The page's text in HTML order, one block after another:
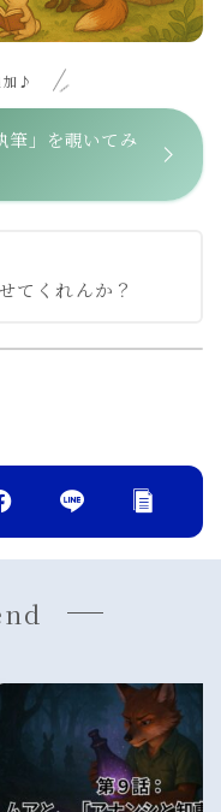
加♪
筆」を覗いてみ
てくれんか？